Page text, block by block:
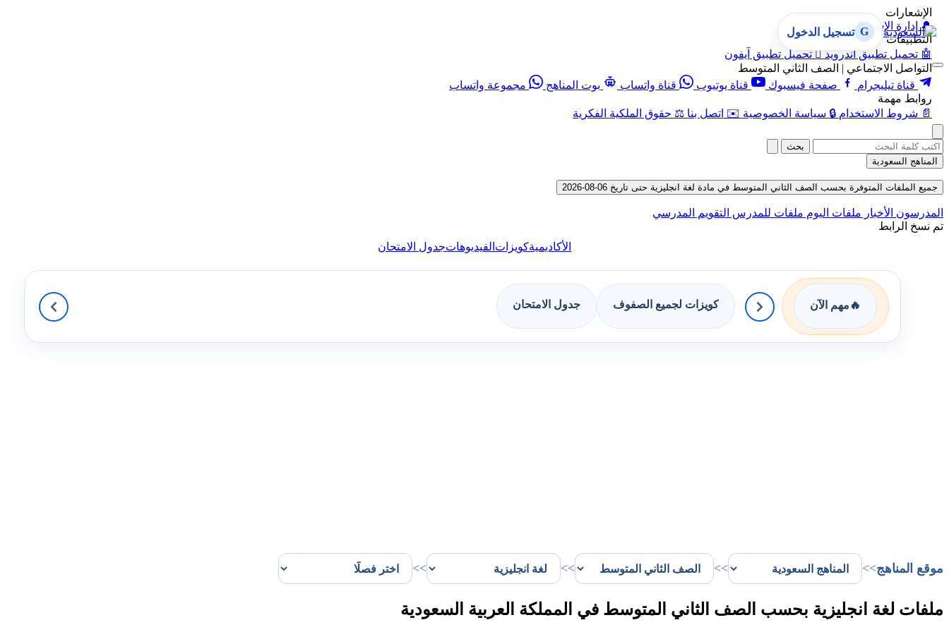
الإشعارات
🔔 إدارة الإشعارات
التطبيقات
🤖 تحميل تطبيق أندرويد  تحميل تطبيق آيفون
التواصل الاجتماعي | الصف الثاني المتوسط
قناة تيليجرام
صفحة فيسبوك قناة يوتيوب قناة واتساب بوت المناهج
مجموعة واتساب
روابط مهمة
📄 شروط الاستخدام 🔒 سياسة الخصوصية ✉️ اتصل بنا ⚖️ حقوق الملكية الفكرية
G تسجيل الدخول
بحث
المناهج السعودية
جميع الملفات المتوفرة بحسب الصف الثاني المتوسط في مادة لغة انجليزية حتى تاريخ 06-08-2026
المدرسون الأخبار ملفات اليوم ملفات للمدرس التقويم المدرسي
تم نسخ الرابط
الأكاديميةكويزات الفيديوهاتجدول الامتحان
🔥 مهم الآن كويزات لجميع الصفوف جدول الامتحان
موقع المناهج>>
>>
>>
>>
ملفات لغة انجليزية بحسب الصف الثاني المتوسط في المملكة العربية السعودية